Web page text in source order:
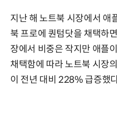
지난 해 노트북 시장에서 애
북 프로에 퀀텀닷을 채택하
장에서 비중은 작지만 애플
채택함에 따라 노트북 시장
이 전년 대비 228% 급증했